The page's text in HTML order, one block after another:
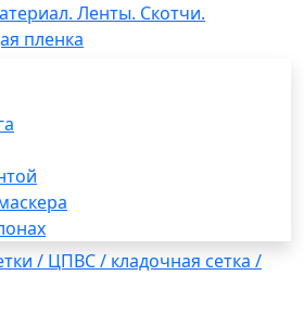
Ленты. Скотчи.
пленка
/ ЦПВС / кладочная сетка /